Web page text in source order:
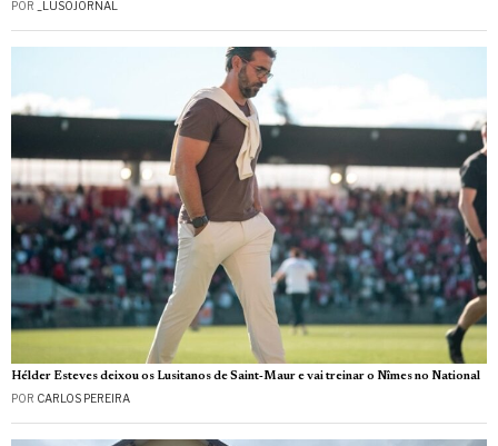
POR _LUSOJORNAL
Hélder Esteves deixou os Lusitanos de Saint‑Maur e vai treinar o Nîmes no National
POR CARLOS PEREIRA